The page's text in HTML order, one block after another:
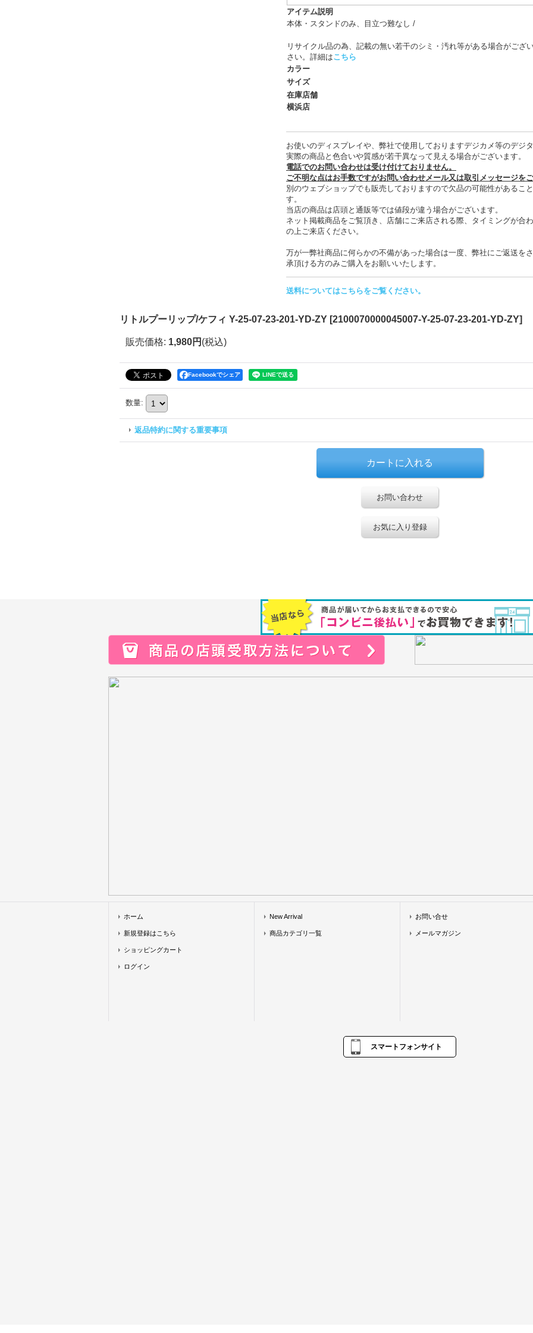
アイテム説明
本体・スタンドのみ、目立つ難なし /
リサイクル品の為、記載の無い若干のシミ・汚れ等がある場合がござ
さい。詳細はこちら
カラー
サイズ
在庫店舗
横浜店
お使いのディスプレイや、弊社で使用しておりますデジカメ等のデジ
実際の商品と色合いや質感が若干異なって見える場合がございます。
電話でのお問い合わせは受け付けておりません。
ご不明な点はお手数ですがお問い合わせメール又は取引メッセージをご
別のウェブショップでも販売しておりますので欠品の可能性があるこ
す。
当店の商品は店頭と通販等では値段が違う場合がございます。
ネット掲載商品をご覧頂き、店舗にご来店される際、タイミングが合
の上ご来店ください。
万が一弊社商品に何らかの不備があった場合は一度、弊社にご返送を
承頂ける方のみご購入をお願いいたします。
送料についてはこちらをご覧ください。
リトルプーリップ/ケフィ Y-25-07-23-201-YD-ZY [2100070000045007-Y-25-07-23-201-YD-ZY]
販売価格: 1,980円 (税込)
Facebookでシェア
数量:
返品特約に関する重要事項
お問い合わせ
お気に入り登録
ホーム
新規登録はこちら
ショッピングカート
ログイン
New Arrival
商品カテゴリ一覧
お問い合せ
メールマガジン
スマートフォンサイト